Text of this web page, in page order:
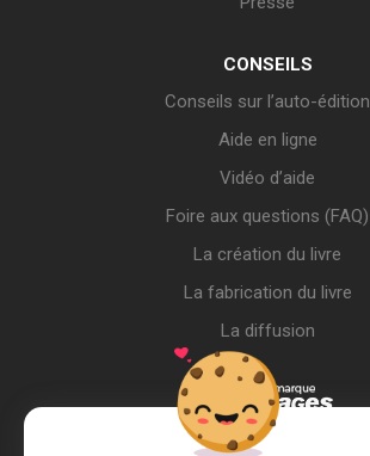
CONSEILS
Conseils sur l’auto-édition
Aide en ligne
Vidéo d’aide
Foire aux questions (FAQ)
La création du livre
La fabrication du livre
La diffusion